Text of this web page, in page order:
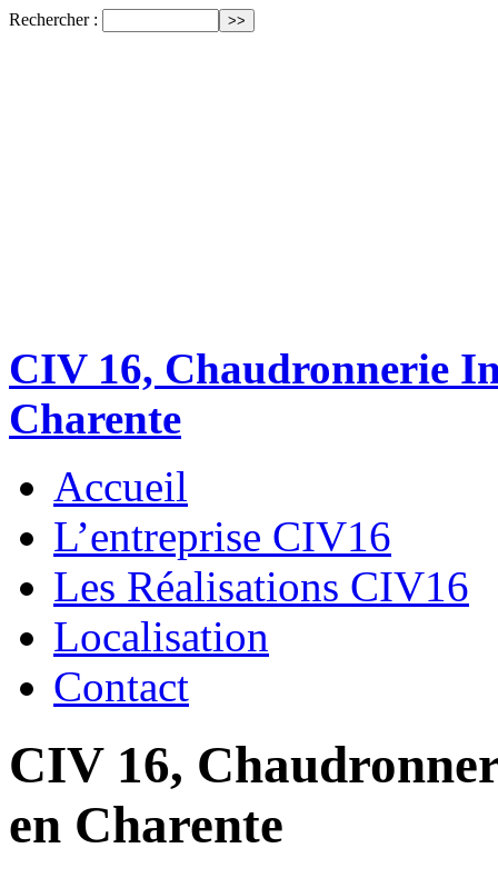
Rechercher :
CIV 16, Chaudronnerie
Charente
Accueil
L’entreprise CIV16
Les Réalisations CIV16
Localisation
Contact
CIV 16,
en Charente